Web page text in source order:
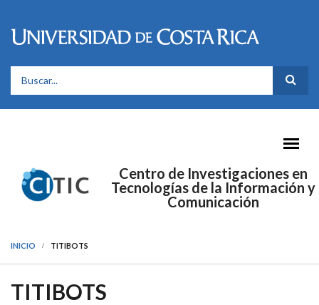
FORMULARIO DE BÚSQUEDA
Centro de Investigaciones en
Tecnologías de la Información y
Comunicación
INICIO TITIBOTS
TITIBOTS